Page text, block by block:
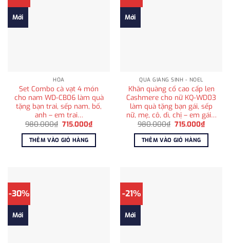
Mới
HỎA
Set Combo cà vạt 4 món
cho nam WD-CB06 làm quà
tặng bạn trai, sếp nam, bố,
anh – em trai…
980.000₫ Giá
là:
980.000₫.
715.000₫Giá
tại
THÊM VÀO GIỎ HÀNG
Mới
QUÀ GIÁNG SINH - NOEL
Khăn quàng cổ cao cấp len
Cashmere cho nữ KQ-WD03
làm quà tặng bạn gái, sếp
nữ, mẹ, cô, dì, chị – em gái…
980.000₫ Giá
là:
980.000₫.
715.000₫Giá
tại
THÊM VÀO GIỎ HÀNG
-30%
Mới
-21%
Mới